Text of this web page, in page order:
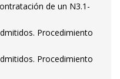
de un N3.1-
Procedimiento
Procedimiento